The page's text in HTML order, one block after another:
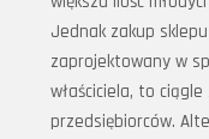
Jednak zakup
zaprojektowany w
właściciela, to
przedsiębiorców.